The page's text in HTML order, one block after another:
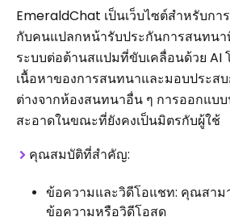
EmeraldChat เป็นเว็บไซต์สำหรับก
กับคนแปลกหน้ารับประกันการสนทน
ระบบต่อต้านสแปมที่ขับเคลื่อนด้วย AI
เนื้อหาของการสนทนาและมอบประส
ต่างจากห้องสนทนาอื่น ๆ การออกแบบ
สะอาดในขณะที่ยังคงเป็นมิตรกับผู้ใช้
คุณสมบัติที่สำคัญ:
ข้อความและวิดีโอแชท: คุณสาม
ข้อความหรือวิดีโอสด